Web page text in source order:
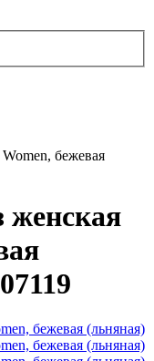
бежевая
женская